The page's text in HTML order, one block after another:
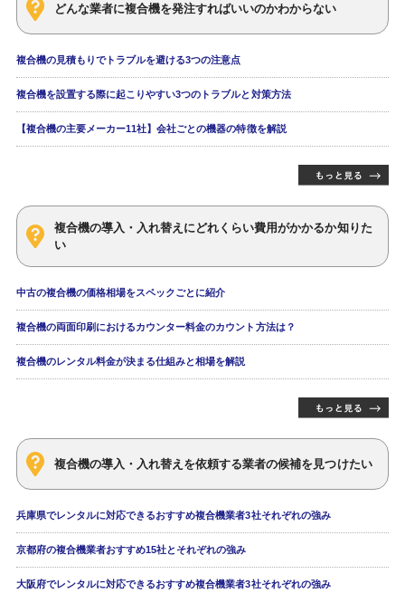
どんな業者に複合機を発注すればいいのかわからない
複合機の見積もりでトラブルを避ける3つの注意点
複合機を設置する際に起こりやすい3つのトラブルと対策方法
【複合機の主要メーカー11社】会社ごとの機器の特徴を解説
複合機の導入・入れ替えにどれくらい費用がかかるか知りた
い
中古の複合機の価格相場をスペックごとに紹介
複合機の両面印刷におけるカウンター料金のカウント方法は？
複合機のレンタル料金が決まる仕組みと相場を解説
複合機の導入・入れ替えを依頼する業者の候補を見つけたい
兵庫県でレンタルに対応できるおすすめ複合機業者3社それぞれの強み
京都府の複合機業者おすすめ15社とそれぞれの強み
大阪府でレンタルに対応できるおすすめ複合機業者3社それぞれの強み